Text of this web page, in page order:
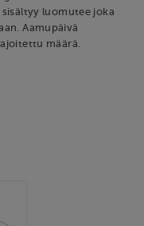
luomutee joka
Aamupäivä
määrä.